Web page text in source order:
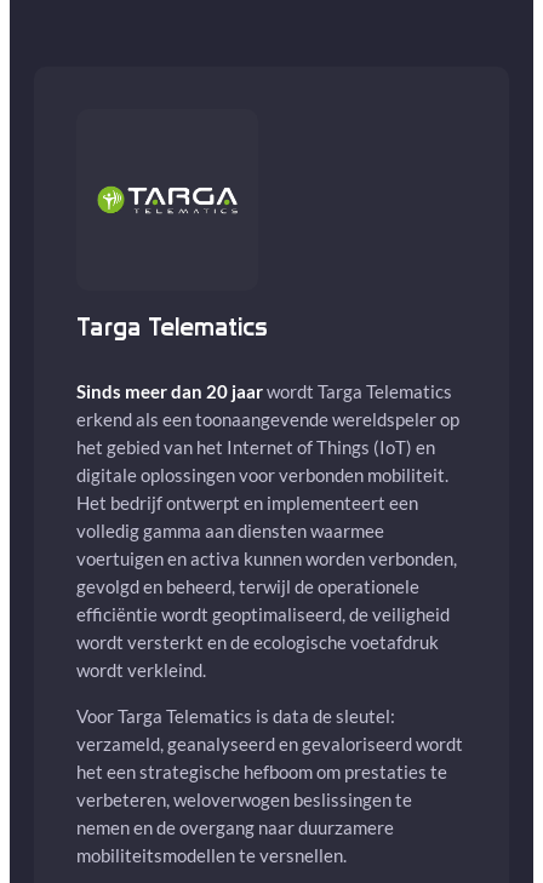
Targa Telematics
Sinds meer dan 20 jaarwordt Targa Telematics
erkend als een toonaangevende wereldspeler op
het gebied van het Internet of Things (IoT) en
digitale oplossingen voor verbonden mobiliteit.
Het bedrijf ontwerpt en implementeert een
volledig gamma aan diensten waarmee
voertuigen en activa kunnen worden verbonden,
gevolgd en beheerd, terwijl de operationele
efficiëntie wordt geoptimaliseerd, de veiligheid
wordt versterkt en de ecologische voetafdruk
wordt verkleind.
Voor Targa Telematics is data de sleutel:
verzameld, geanalyseerd en gevaloriseerd wordt
het een strategische hefboom om prestaties te
verbeteren, weloverwogen beslissingen te
nemen en de overgang naar duurzamere
mobiliteitsmodellen te versnellen.